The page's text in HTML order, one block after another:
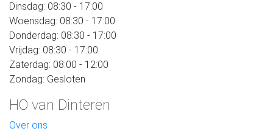
Dinsdag: 08:30 - 17:00
Woensdag: 08:30 - 17:00
Donderdag: 08:30 - 17:00
Vrijdag: 08:30 - 17:00
Zaterdag: 08:00 - 12:00
Zondag: Gesloten
HO van Dinteren
Over ons